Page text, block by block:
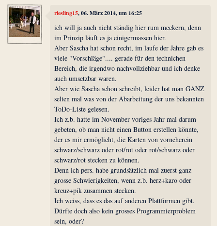
riesling15, 06. März 2014, um 16:25
ich will ja auch nicht ständig hier rum meckern, denn
im Prinzip läuft es ja einigermassen hier.
Aber Sascha hat schon recht, im laufe der Jahre gab es
viele "Vorschläge".... gerade für den technichen
Bereich, die irgendwo nachvollziehbar und ich denke
auch umsetzbar waren.
Aber wie Sascha schon schreibt, leider hat man GANZ
selten mal was von der Abarbeitung der uns bekannten
ToDo-Liste gelesen.
Ich z.b. hatte im November voriges Jahr mal darum
gebeten, ob man nicht einen Button erstellen könnte,
der es mir ermöglicht, die Karten von vorneherein
schwarz/schwarz oder rot/rot oder rot/schwarz oder
schwarz/rot stecken zu können.
Denn ich pers. habe grundsätzlich mal zuerst ganz
grosse Schwierigkeiten, wenn z.b. herz+karo oder
kreuz+pik zusammen stecken.
Ich weiss, dass es das auf anderen Plattformen gibt.
Dürfte doch also kein grosses Programmierproblem
sein, oder?